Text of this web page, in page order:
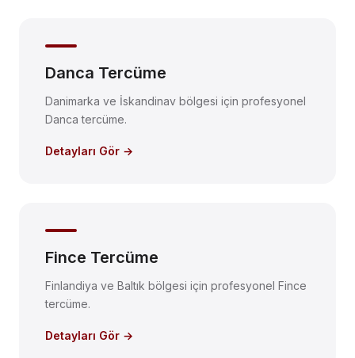
Danca Tercüme
Danimarka ve İskandinav bölgesi için profesyonel
Danca tercüme.
Detayları Gör →
Fince Tercüme
Finlandiya ve Baltık bölgesi için profesyonel Fince
tercüme.
Detayları Gör →